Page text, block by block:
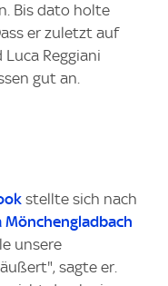
Bis dato holte
er zuletzt auf
Reggiani
gut an.
stellte sich nach
Mönchengladbach
unsere
sagte er.